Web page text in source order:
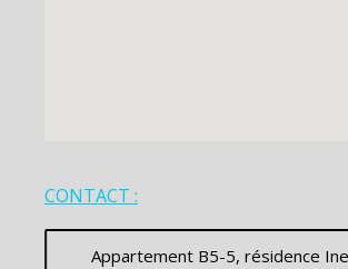
CONTACT :
Appartement B5-5, résidence